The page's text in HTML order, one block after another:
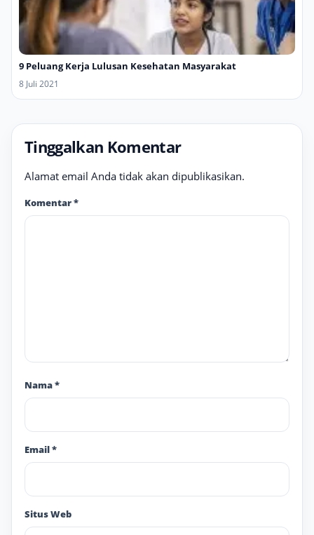
9 Peluang Kerja Lulusan Kesehatan Masyarakat
8 Juli 2021
Tinggalkan Komentar
Alamat email Anda tidak akan dipublikasikan.
Komentar*
Nama*
Email*
Situs Web